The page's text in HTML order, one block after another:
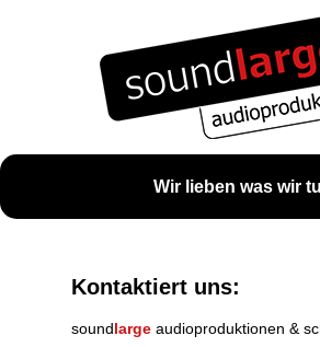
Wir lieben was wir
Kontaktiert uns:
soundlarge audioproduktionen &